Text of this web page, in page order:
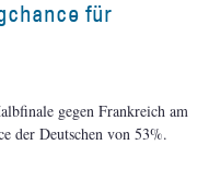
für
gegen Frankreich am
der Deutschen von 53%.